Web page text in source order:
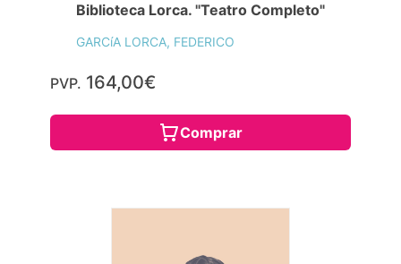
Biblioteca Lorca. "Teatro Completo"
GARCíA LORCA, FEDERICO
PVP. 164,00€
Comprar